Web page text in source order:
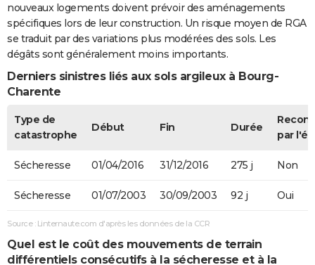
nouveaux logements doivent prévoir des aménagements
spécifiques lors de leur construction. Un risque moyen de RGA
se traduit par des variations plus modérées des sols. Les
dégâts sont généralement moins importants.
Derniers sinistres liés aux sols argileux à Bourg-
Charente
Type de
catastrophe
Début Fin Durée
par
Sécheresse 01/04/2016 31/12/2016 275 j Non
Sécheresse 01/07/2003 30/09/2003 92 j Oui
Source : Linternaute.com d'après les données de la CCR
Quel est le coût des mouvements de terrain
différentiels consécutifs à la sécheresse et à la